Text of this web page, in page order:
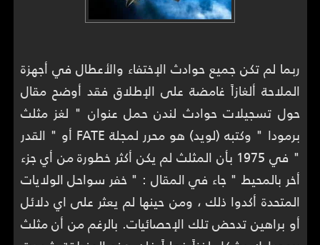
ربما لم تكن جميع حوادث الإختفاء والأعطال في أجهزة
الملاحة ألغازاً غامضة على الإطلاق فقد أوضح مقال
حول تسجيلات حوادث لندن حمل عنوان " لغز مثلث
برمودا " وكتبه (لويد) هو محرر لمجلة FATE أو " القدر
" في 1975 بأن المثلث لم يكن أكثر خطورة من أي جزء
أخر بالمحيط " جاء في المقال : " خفر سواحل الولايات
المتحدة أكدوا ذلك ، ومن حينها لم يعثر على اي دلائل
أو براهين تدحض تلك الإحصائيات. بالرغم من أن مثلث